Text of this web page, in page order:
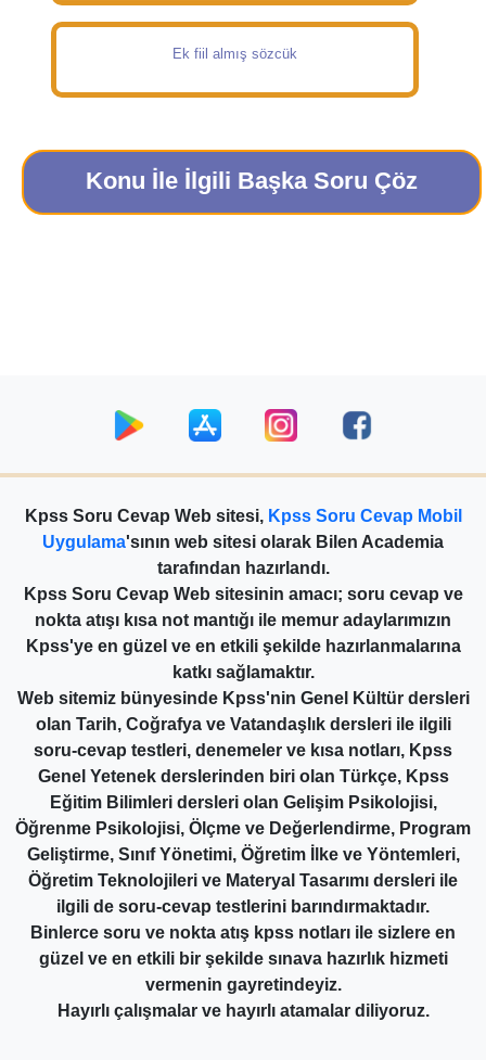
Ek fiil almış sözcük
Konu İle İlgili Başka Soru Çöz
Kpss Soru Cevap Web sitesi, Kpss Soru Cevap Mobil
Uygulama'sının web sitesi olarak Bilen Academia
tarafından hazırlandı.
Kpss Soru Cevap Web sitesinin amacı; soru cevap ve
nokta atışı kısa not mantığı ile memur adaylarımızın
Kpss'ye en güzel ve en etkili şekilde hazırlanmalarına
katkı sağlamaktır.
Web sitemiz bünyesinde Kpss'nin Genel Kültür dersleri
olan Tarih, Coğrafya ve Vatandaşlık dersleri ile ilgili
soru-cevap testleri, denemeler ve kısa notları, Kpss
Genel Yetenek derslerinden biri olan Türkçe, Kpss
Eğitim Bilimleri dersleri olan Gelişim Psikolojisi,
Öğrenme Psikolojisi, Ölçme ve Değerlendirme, Program
Geliştirme, Sınıf Yönetimi, Öğretim İlke ve Yöntemleri,
Öğretim Teknolojileri ve Materyal Tasarımı dersleri ile
ilgili de soru-cevap testlerini barındırmaktadır.
Binlerce soru ve nokta atış kpss notları ile sizlere en
güzel ve en etkili bir şekilde sınava hazırlık hizmeti
vermenin gayretindeyiz.
Hayırlı çalışmalar ve hayırlı atamalar diliyoruz.